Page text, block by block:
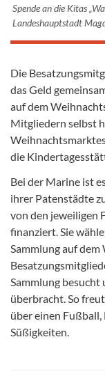
Spende an die Kitas
Landeshauptstadt
Die
das Geld
auf dem
Mitgliedern selbst
die
Bei der Marine ist
ihrer Patenstädte
von den jeweiligen
finanziert. Sie
Sammlung auf
Sammlung besucht
überbracht. So
über einen
Süßigkeiten.